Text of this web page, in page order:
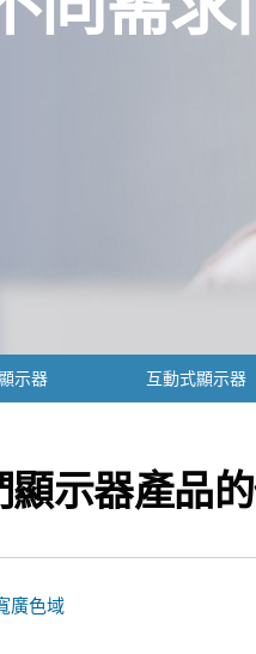
示器 互動式顯示器
示器產品
廣色域